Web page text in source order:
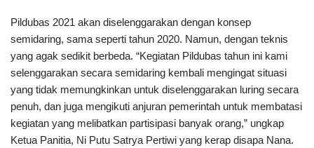
Pildubas 2021 akan diselenggarakan dengan konsep
semidaring, sama seperti tahun 2020. Namun, dengan teknis
yang agak sedikit berbeda. “Kegiatan Pildubas tahun ini kami
selenggarakan secara semidaring kembali mengingat situasi
yang tidak memungkinkan untuk diselenggarakan luring secara
penuh, dan juga mengikuti anjuran pemerintah untuk membatasi
kegiatan yang melibatkan partisipasi banyak orang,” ungkap
Ketua Panitia, Ni Putu Satrya Pertiwi yang kerap disapa Nana.